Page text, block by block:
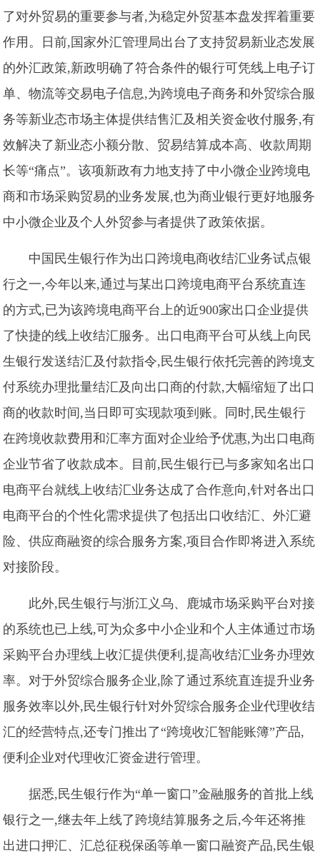
了对外贸易的重要参与者,为稳定外贸基本盘发挥着重要
作用。日前,国家外汇管理局出台了支持贸易新业态发展
的外汇政策,新政明确了符合条件的银行可凭线上电子订
单、物流等交易电子信息,为跨境电子商务和外贸综合服
务等新业态市场主体提供结售汇及相关资金收付服务,有
效解决了新业态小额分散、贸易结算成本高、收款周期
长等“痛点”。该项新政有力地支持了中小微企业跨境电
商和市场采购贸易的业务发展,也为商业银行更好地服务
中小微企业及个人外贸参与者提供了政策依据。
中国民生银行作为出口跨境电商收结汇业务试点银
行之一,今年以来,通过与某出口跨境电商平台系统直连
的方式,已为该跨境电商平台上的近900家出口企业提供
了快捷的线上收结汇服务。出口电商平台可从线上向民
生银行发送结汇及付款指令,民生银行依托完善的跨境支
付系统办理批量结汇及向出口商的付款,大幅缩短了出口
商的收款时间,当日即可实现款项到账。同时,民生银行
在跨境收款费用和汇率方面对企业给予优惠,为出口电商
企业节省了收款成本。目前,民生银行已与多家知名出口
电商平台就线上收结汇业务达成了合作意向,针对各出口
电商平台的个性化需求提供了包括出口收结汇、外汇避
险、供应商融资的综合服务方案,项目合作即将进入系统
对接阶段。
此外,民生银行与浙江义乌、鹿城市场采购平台对接
的系统也已上线,可为众多中小企业和个人主体通过市场
采购平台办理线上收汇提供便利,提高收结汇业务办理效
率。对于外贸综合服务企业,除了通过系统直连提升业务
服务效率以外,民生银行针对外贸综合服务企业代理收结
汇的经营特点,还专门推出了“跨境收汇智能账簿”产品,
便利企业对代理收汇资金进行管理。
据悉,民生银行作为“单一窗口”金融服务的首批上线
银行之一,继去年上线了跨境结算服务之后,今年还将推
出进口押汇、汇总征税保函等单一窗口融资产品,民生银